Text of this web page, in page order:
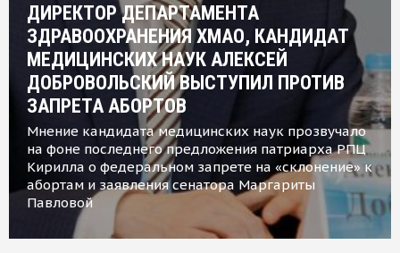
ДИРЕКТОР ДЕПАРТАМЕНТА
ЗДРАВООХРАНЕНИЯ ХМАО, КАНДИДАТ
МЕДИЦИНСКИХ НАУК АЛЕКСЕЙ
ДОБРОВОЛЬСКИЙ ВЫСТУПИЛ ПРОТИВ
ЗАПРЕТА АБОРТОВ
Мнение кандидата медицинских наук прозвучало
на фоне последнего предложения патриарха РПЦ
Кирилла о федеральном запрете на «склонение» к
абортам и заявления сенатора Маргариты
Павловой